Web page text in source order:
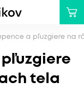
a pľuzgiere na
tela